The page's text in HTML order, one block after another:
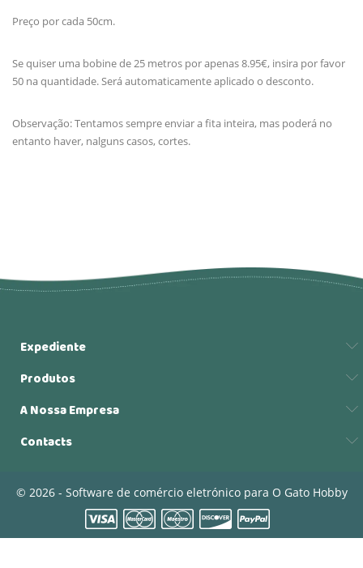
Preço por cada 50cm.
Se quiser uma bobine de 25 metros por apenas 8.95€, insira por favor
50 na quantidade. Será automaticamente aplicado o desconto.
Observação: Tentamos sempre enviar a fita inteira, mas poderá no
entanto haver, nalguns casos, cortes.
Expediente
Produtos
A Nossa Empresa
Contacts
© 2026 - Software de comércio eletrónico para O Gato Hobby